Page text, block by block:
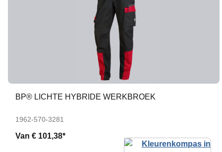
BP® LICHTE HYBRIDE WERKBROEK
1962-570-3281
Van € 101,38*